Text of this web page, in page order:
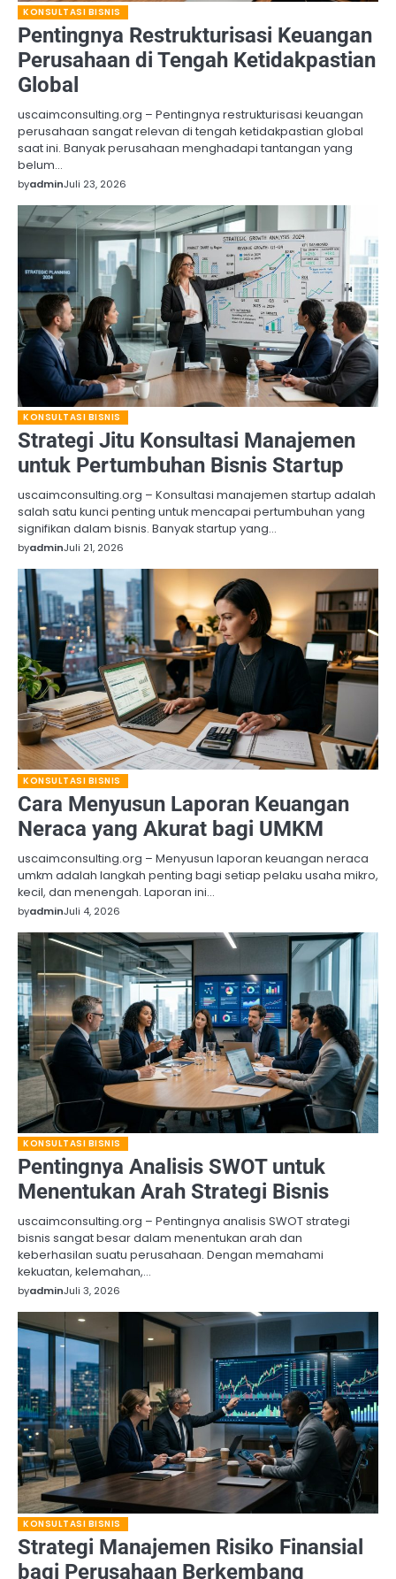
KONSULTASI BISNIS
Pentingnya Restrukturisasi Keuangan
Perusahaan di Tengah Ketidakpastian
Global
uscaimconsulting.org – Pentingnya restrukturisasi keuangan
perusahaan sangat relevan di tengah ketidakpastian global
saat ini. Banyak perusahaan menghadapi tantangan yang
belum…
byadminJuli 23, 2026
KONSULTASI BISNIS
Strategi Jitu Konsultasi Manajemen
untuk Pertumbuhan Bisnis Startup
uscaimconsulting.org – Konsultasi manajemen startup adalah
salah satu kunci penting untuk mencapai pertumbuhan yang
signifikan dalam bisnis. Banyak startup yang…
byadminJuli 21, 2026
KONSULTASI BISNIS
Cara Menyusun Laporan Keuangan
Neraca yang Akurat bagi UMKM
uscaimconsulting.org – Menyusun laporan keuangan neraca
umkm adalah langkah penting bagi setiap pelaku usaha mikro,
kecil, dan menengah. Laporan ini…
byadminJuli 4, 2026
KONSULTASI BISNIS
Pentingnya Analisis SWOT untuk
Menentukan Arah Strategi Bisnis
uscaimconsulting.org – Pentingnya analisis SWOT strategi
bisnis sangat besar dalam menentukan arah dan
keberhasilan suatu perusahaan. Dengan memahami
kekuatan, kelemahan,…
byadminJuli 3, 2026
KONSULTASI BISNIS
Strategi Manajemen Risiko Finansial
bagi Perusahaan Berkembang